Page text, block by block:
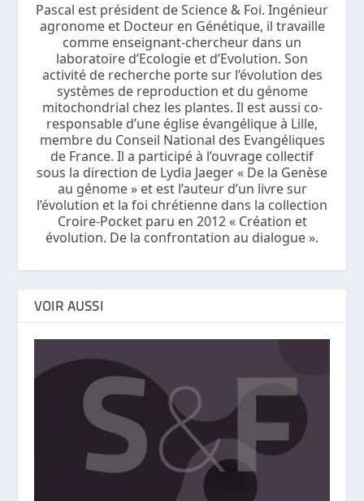
Pascal est président de Science & Foi. Ingénieur
agronome et Docteur en Génétique, il travaille
comme enseignant-chercheur dans un
laboratoire d’Ecologie et d’Evolution. Son
activité de recherche porte sur l’évolution des
systèmes de reproduction et du génome
mitochondrial chez les plantes. Il est aussi co-
responsable d’une église évangélique à Lille,
membre du Conseil National des Evangéliques
de France. Il a participé à l’ouvrage collectif
sous la direction de Lydia Jaeger « De la Genèse
au génome » et est l’auteur d’un livre sur
l’évolution et la foi chrétienne dans la collection
Croire-Pocket paru en 2012 « Création et
évolution. De la confrontation au dialogue ».
VOIR AUSSI